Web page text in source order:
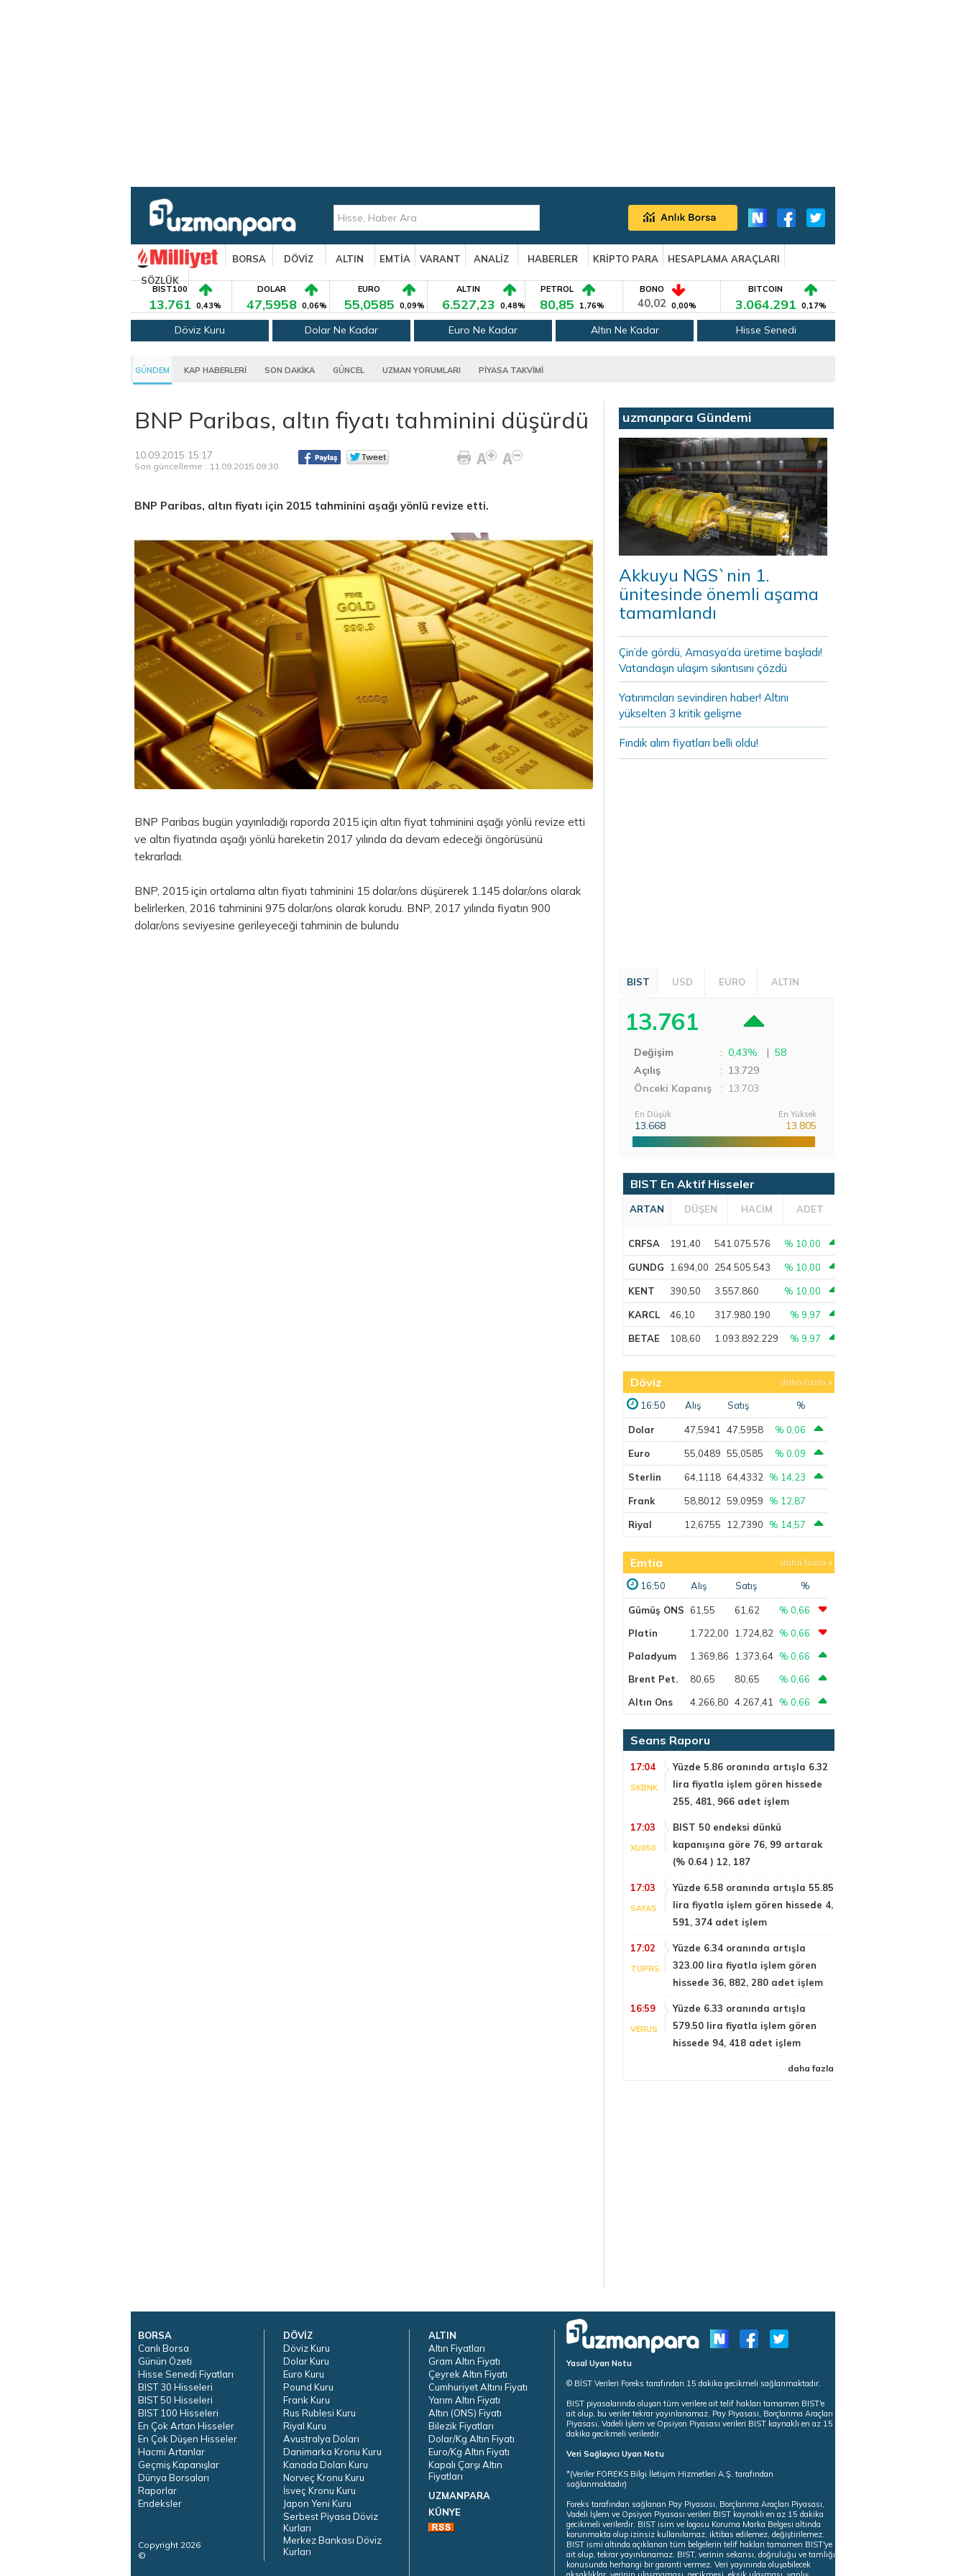
BORSA DÖVİZ ALTIN EMTİA VARANT ANALİZ HABERLER KRİPTO PARA
HESAPLAMA ARAÇLARI
SÖZLÜK
BIST100
13.761 0,43%
DOLAR
47,5958 0,06%
EURO
55,0585 0,09%
ALTIN
6.527,23 0,48%
PETROL
80,85 1,76%
BONO
40,02 0,00%
BITCOIN
3.064.291 0,17%
Döviz Kuru Dolar Ne Kadar Euro Ne Kadar Altın Ne Kadar Hisse Senedi
GÜNDEM KAP HABERLERİ SON DAKİKA GÜNCEL UZMAN YORUMLARI PİYASA TAKVİMİ
BNP Paribas, altın fiyatı tahminini düşürdü
10.09.2015 15:17
Son güncelleme : 11.09.2015 09:30
BNP Paribas, altın fiyatı için 2015 tahminini aşağı yönlü revize etti.
BNP Paribas bugün yayınladığı raporda 2015 için altın fiyat tahminini aşağı yönlü revize etti
ve altın fiyatında aşağı yönlü hareketin 2017 yılında da devam edeceği öngörüsünü
tekrarladı.
BNP, 2015 için ortalama altın fiyatı tahminini 15 dolar/ons düşürerek 1.145 dolar/ons olarak
belirlerken, 2016 tahminini 975 dolar/ons olarak korudu. BNP, 2017 yılında fiyatın 900
dolar/ons seviyesine gerileyeceği tahminin de bulundu
uzmanpara Gündemi
Akkuyu NGS`nin 1.
ünitesinde önemli aşama
tamamlandı
Çin’de gördü, Amasya’da üretime başladı!
Vatandaşın ulaşım sıkıntısını çözdü
Yatırımcıları sevindiren haber! Altını
yükselten 3 kritik gelişme
Fındık alım fiyatları belli oldu!
BIST USD EURO ALTIN
13.761
Değişim : 0,43% | 58
Açılış
: 13.729
Önceki Kapanış
: 13.703
En Düşük
13.668
En Yüksek
13.805
BIST En Aktif Hisseler
ARTAN DÜŞEN HACİM ADET
CRFSA 191,40 541.075.576 % 10,00
GUNDG 1.694,00 254.505.543 % 10,00
KENT 390,50 3.557.860 % 10,00
KARCL 46,10 317.980.190 % 9,97
BETAE 108,60 1.093.892.229 % 9,97
Döviz daha fazla
16:50 Alış Satış %
Dolar 47,5941 47,5958 % 0,06
Euro 55,0489 55,0585 % 0,09
Sterlin 64,1118 64,4332 % 14,23
Frank 58,8012 59,0959 % 12,87
Riyal 12,6755 12,7390 % 14,57
Emtia daha fazla
16:50 Alış Satış %
Gümüş ONS 61,55 61,62
% 0,66
Platin
1.722,00 1.724,82
% 0,66
Paladyum
1.369,86 1.373,64 % 0,66
Brent Pet.
80,65 80,65
% 0,66
Altın Ons
4.266,80 4.267,41 % 0,66
Seans Raporu
17:04
SKBNK
Yüzde 5.86 oranında artışla 6.32
lira fiyatla işlem gören hissede
255, 481, 966 adet işlem
17:03
XU050
BIST 50 endeksi dünkü
kapanışına göre 76, 99 artarak
(% 0.64 ) 12, 187
17:03
SAYAS
Yüzde 6.58 oranında artışla 55.85
lira fiyatla işlem gören hissede 4,
591, 374 adet işlem
17:02
TUPRS
Yüzde 6.34 oranında artışla
323.00 lira fiyatla işlem gören
hissede 36, 882, 280 adet işlem
16:59
VERUS
Yüzde 6.33 oranında artışla
579.50 lira fiyatla işlem gören
hissede 94, 418 adet işlem
daha fazla
BORSA
Canlı Borsa
Günün Özeti
Hisse Senedi Fiyatları
BIST 30 Hisseleri
BIST 50 Hisseleri
BIST 100 Hisseleri
En Çok Artan Hisseler
En Çok Düşen Hisseler
Hacmi Artanlar
Geçmiş Kapanışlar
Dünya Borsaları
Raporlar
Endeksler
Copyright 2026
©
DÖVİZ
Döviz Kuru
Dolar Kuru
Euro Kuru
Pound Kuru
Frank Kuru
Rus Rublesi Kuru
Riyal Kuru
Avustralya Doları
Danimarka Kronu Kuru
Kanada Doları Kuru
Norveç Kronu Kuru
İsveç Kronu Kuru
Japon Yeni Kuru
Serbest Piyasa Döviz
Kurları
Merkez Bankası Döviz
Kurları
ALTIN
Altın Fiyatları
Gram Altın Fiyatı
Çeyrek Altın Fiyatı
Cumhuriyet Altını Fiyatı
Yarım Altın Fiyatı
Altın (ONS) Fiyatı
Bilezik Fiyatları
Dolar/Kg Altın Fiyatı
Euro/Kg Altın Fiyatı
Kapalı Çarşı Altın
Fiyatları
UZMANPARA
KÜNYE
Yasal Uyarı Notu
© BİST Verileri Foreks tarafından 15 dakika gecikmeli sağlanmaktadır.
BIST piyasalarında oluşan tüm verilere ait telif hakları tamamen BIST'e
ait olup, bu veriler tekrar yayınlanamaz. Pay Piyasası, Borçlanma Araçları
Piyasası, Vadeli İşlem ve Opsiyon Piyasası verileri BIST kaynaklı en az 15
dakika gecikmeli verilerdir.
Veri Sağlayıcı Uyarı Notu
*(Veriler FOREKS Bilgi İletişim Hizmetleri A.Ş. tarafından
sağlanmaktadır)
Foreks tarafından sağlanan Pay Piyasası, Borçlanma Araçları Piyasası,
Vadeli İşlem ve Opsiyon Piyasası verileri BIST kaynaklı en az 15 dakika
gecikmeli verilerdir. BIST isim ve logosu Koruma Marka Belgesi altında
korunmakta olup izinsiz kullanılamaz, iktibas edilemez, değiştirilemez.
BIST ismi altında açıklanan tüm belgelerin telif hakları tamamen BIST'ye
ait olup, tekrar yayınlanamaz. BIST, verinin sekansı, doğruluğu ve tamlığı
konusunda herhangi bir garanti vermez. Veri yayınında oluşabilecek